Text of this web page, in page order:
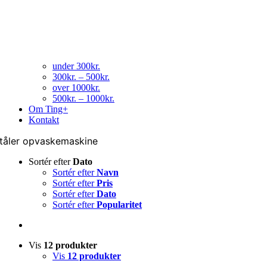
under 300kr.
300kr. – 500kr.
over 1000kr.
500kr. – 1000kr.
Om Ting+
Kontakt
tåler opvaskemaskine
Sortér efterDato
Sortér efterNavn
Sortér efterPris
Sortér efterDato
Sortér efterPopularitet
Vis 12 produkter
Vis 12 produkter